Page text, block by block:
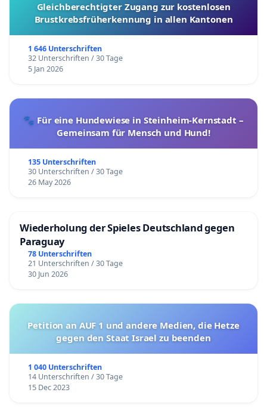
Gleichberechtigter Zugang zur kostenlosen
Brustkrebsfrüherkennung in allen Kantonen
1 646 Unterschriften
32 Unterschriften / 30 Tage
5 Jan 2026
🐾 Für eine Hundewiese in Steinheim-Kernstadt –
Gemeinsam für Mensch und Hund!
135 Unterschriften
30 Unterschriften / 30 Tage
26 May 2026
Wiederholung der Spieles Deutschland gegen
Paraguay
78 Unterschriften
21 Unterschriften / 30 Tage
30 Jun 2026
Petition an AUF 1 und andere Medien, die Hetze
gegen den Staat Israel zu beenden
1 040 Unterschriften
14 Unterschriften / 30 Tage
15 Dec 2023